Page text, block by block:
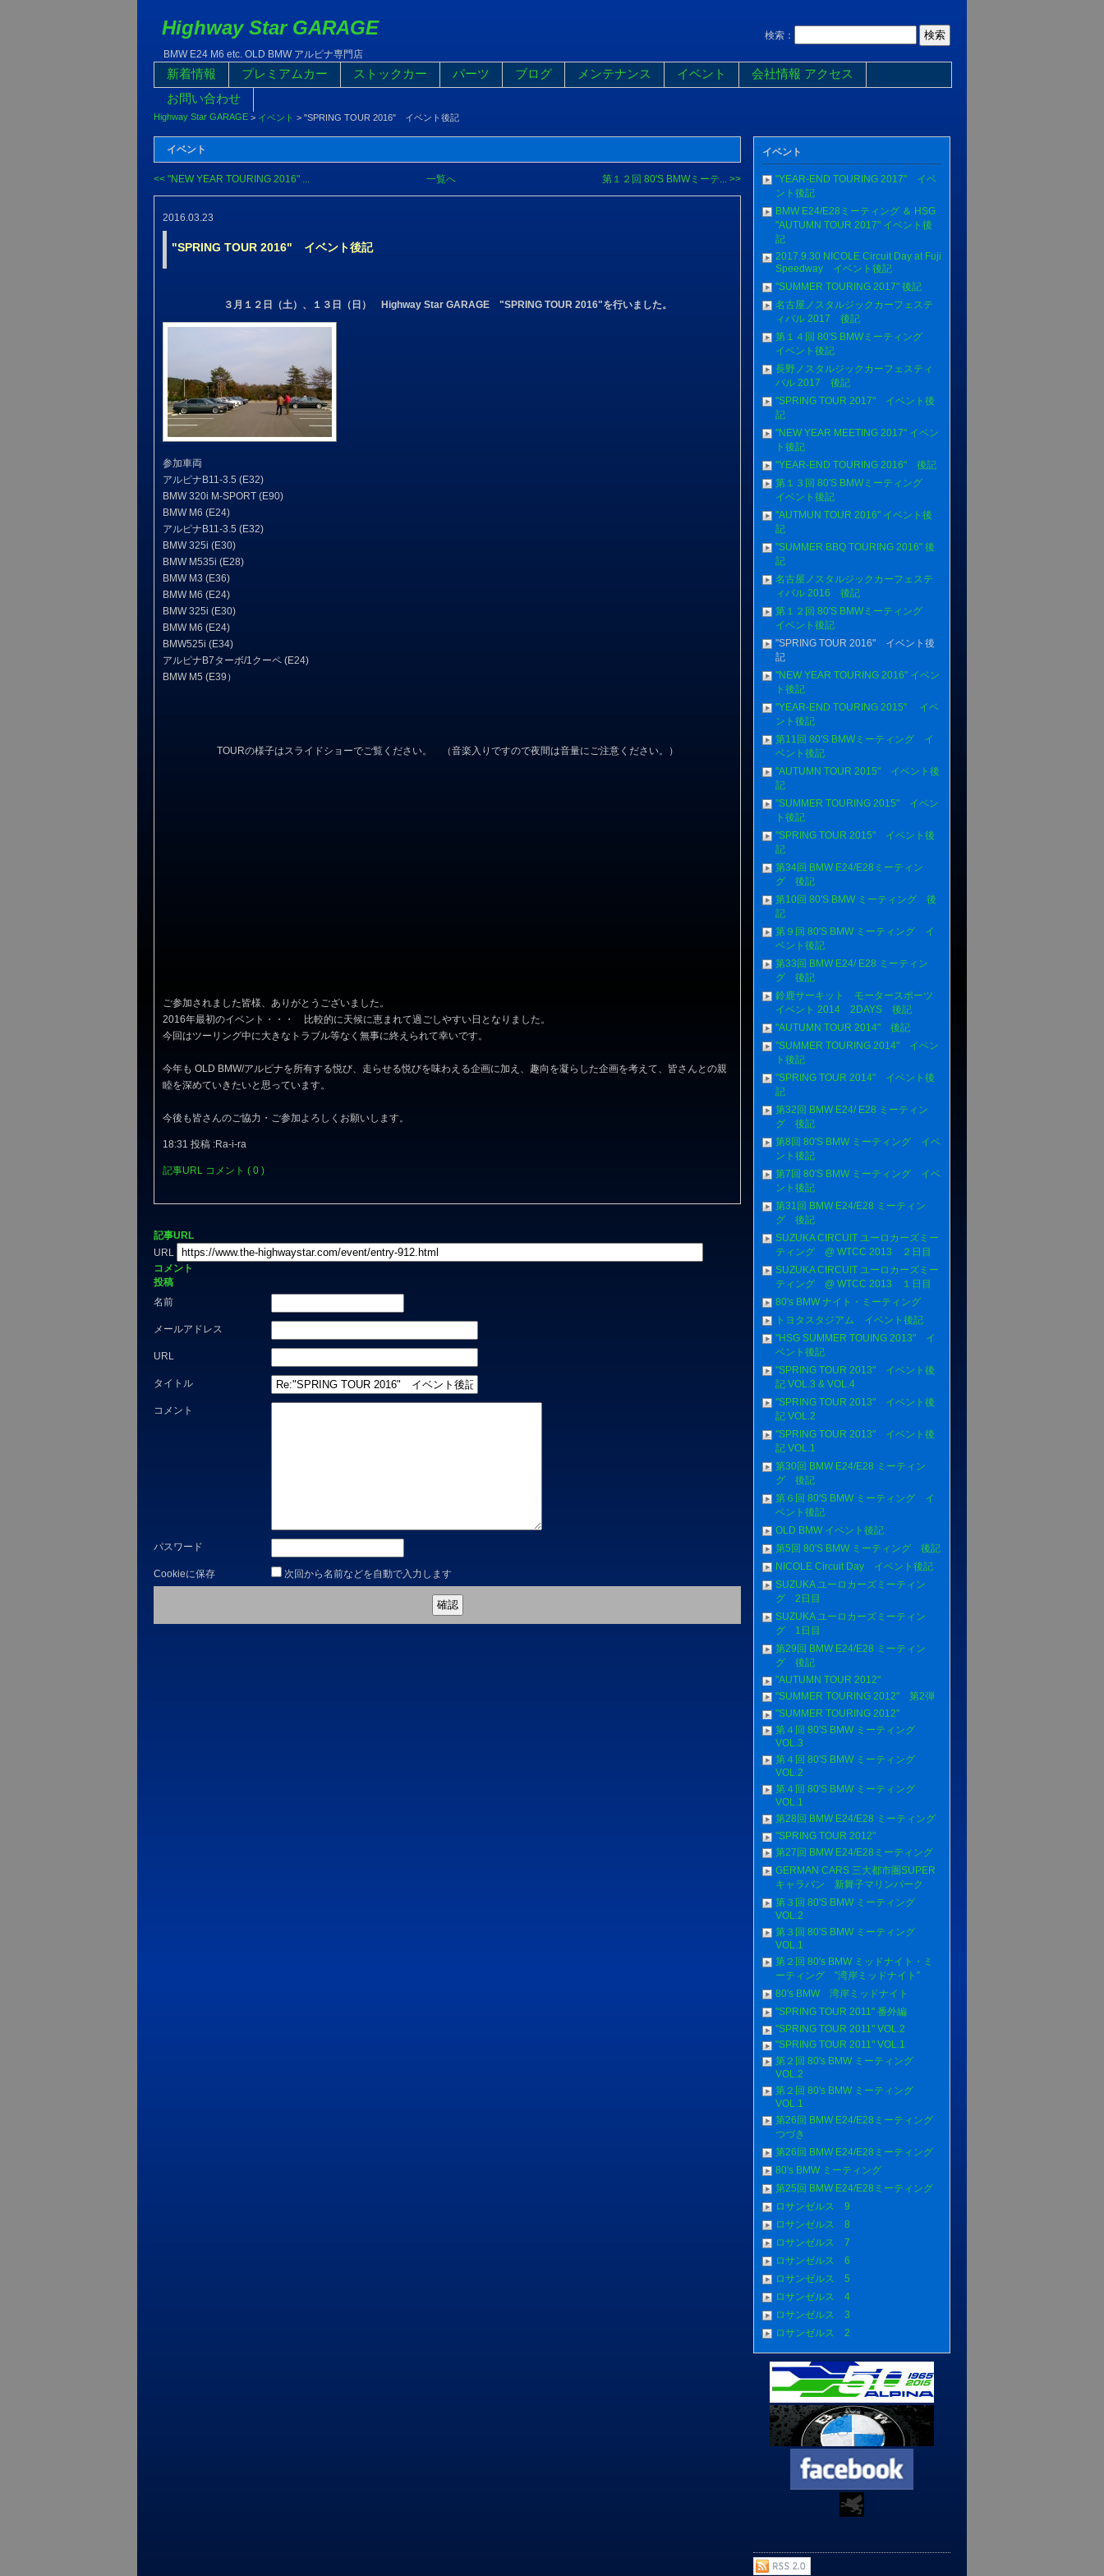
Highway Star GARAGE
BMW E24 M6 etc. OLD BMW アルピナ専門店
検索：
新着情報 プレミアムカー ストックカー パーツ ブログ メンテナンス イベント
会社情報 アクセス
お問い合わせ
Highway Star GARAGE > イベント > "SPRING TOUR 2016" イベント後記
イベント
<< "NEW YEAR TOURING 2016" ... 一覧へ 第１２回 80'S BMWミーテ... >>
2016.03.23
"SPRING TOUR 2016" イベント後記
３月１２日（土）、１３日（日） Highway Star GARAGE "SPRING TOUR 2016"を行いました。
参加車両
アルピナB11-3.5 (E32)
BMW 320i M-SPORT (E90)
BMW M6 (E24)
アルピナB11-3.5 (E32)
BMW 325i (E30)
BMW M535i (E28)
BMW M3 (E36)
BMW M6 (E24)
BMW 325i (E30)
BMW M6 (E24)
BMW525i (E34)
アルピナB7ターボ/1クーペ (E24)
BMW M5 (E39）
TOURの様子はスライドショーでご覧ください。 （音楽入りですので夜間は音量にご注意ください。）
ご参加されました皆様、ありがとうございました。
2016年最初のイベント・・・ 比較的に天候に恵まれて過ごしやすい日となりました。
今回はツーリング中に大きなトラブル等なく無事に終えられて幸いです。
今年も OLD BMW/アルピナを所有する悦び、走らせる悦びを味わえる企画に加え、趣向を凝らした企画を考えて、皆さんとの親
睦を深めていきたいと思っています。
今後も皆さんのご協力・ご参加よろしくお願いします。
18:31 投稿 :Ra-i-ra
記事URL コメント ( 0 )
記事URL
URL
コメント
投稿
名前
メールアドレス
URL
タイトル
コメント
パスワード
Cookieに保存 次回から名前などを自動で入力します
イベント
"YEAR-END TOURING 2017" イベ
ント後記
BMW E24/E28ミーティング ＆ HSG
"AUTUMN TOUR 2017" イベント後
記
2017.9.30 NICOLE Circuit Day at Fuji
Speedway イベント後記
"SUMMER TOURING 2017" 後記
名古屋ノスタルジックカーフェステ
ィバル 2017 後記
第１４回 80'S BMWミーティング
イベント後記
長野ノスタルジックカーフェスティ
バル 2017 後記
"SPRING TOUR 2017" イベント後
記
"NEW YEAR MEETING 2017" イベン
ト後記
"YEAR-END TOURING 2016" 後記
第１３回 80'S BMWミーティング
イベント後記
"AUTMUN TOUR 2016" イベント後
記
"SUMMER BBQ TOURING 2016" 後
記
名古屋ノスタルジックカーフェステ
ィバル 2016 後記
第１２回 80'S BMWミーティング
イベント後記
"SPRING TOUR 2016" イベント後
記
"NEW YEAR TOURING 2016" イベン
ト後記
"YEAR-END TOURING 2015" イベ
ント後記
第11回 80'S BMWミーティング イ
ベント後記
"AUTUMN TOUR 2015" イベント後
記
"SUMMER TOURING 2015" イベン
ト後記
"SPRING TOUR 2015" イベント後
記
第34回 BMW E24/E28ミーティン
グ 後記
第10回 80'S BMW ミーティング 後
記
第９回 80'S BMW ミーティング イ
ベント後記
第33回 BMW E24/ E28 ミーティン
グ 後記
鈴鹿サーキット モータースポーツ
イベント 2014 2DAYS 後記
"AUTUMN TOUR 2014" 後記
"SUMMER TOURING 2014" イベン
ト後記
"SPRING TOUR 2014" イベント後
記
第32回 BMW E24/ E28 ミーティン
グ 後記
第8回 80'S BMW ミーティング イベ
ント後記
第7回 80'S BMW ミーティング イベ
ント後記
第31回 BMW E24/E28 ミーティン
グ 後記
SUZUKA CIRCUIT ユーロカーズミー
ティング @ WTCC 2013 ２日目
SUZUKA CIRCUIT ユーロカーズミー
ティング @ WTCC 2013 １日目
80's BMW ナイト・ミーティング
トヨタスタジアム イベント後記
"HSG SUMMER TOUING 2013" イ
ベント後記
"SPRING TOUR 2013" イベント後
記 VOL.3 & VOL.4
"SPRING TOUR 2013" イベント後
記 VOL.2
"SPRING TOUR 2013" イベント後
記 VOL.1
第30回 BMW E24/E28 ミーティン
グ 後記
第６回 80'S BMW ミーティング イ
ベント後記
OLD BMW イベント後記
第5回 80'S BMW ミーティング 後記
NICOLE Circuit Day イベント後記
SUZUKA ユーロカーズミーティン
グ 2日目
SUZUKA ユーロカーズミーティン
グ 1日目
第29回 BMW E24/E28 ミーティン
グ 後記
"AUTUMN TOUR 2012"
"SUMMER TOURING 2012" 第2弾
"SUMMER TOURING 2012"
第４回 80'S BMW ミーティング
VOL.3
第４回 80'S BMW ミーティング
VOL.2
第４回 80'S BMW ミーティング
VOL.1
第28回 BMW E24/E28 ミーティング
"SPRING TOUR 2012"
第27回 BMW E24/E28ミーティング
GERMAN CARS 三大都市圏SUPER
キャラバン 新舞子マリンパーク
第３回 80'S BMW ミーティング
VOL.2
第３回 80'S BMW ミーティング
VOL.1
第２回 80's BMW ミッドナイト・ミ
ーティング ”湾岸ミッドナイト”
80's BMW 湾岸ミッドナイト
"SPRING TOUR 2011" 番外編
"SPRING TOUR 2011" VOL.2
"SPRING TOUR 2011" VOL.1
第２回 80's BMW ミーティング
VOL.2
第２回 80's BMW ミーティング
VOL.1
第26回 BMW E24/E28ミーティング
つづき
第26回 BMW E24/E28ミーティング
80's BMW ミーティング
第25回 BMW E24/E28ミーティング
ロサンゼルス 9
ロサンゼルス 8
ロサンゼルス 7
ロサンゼルス 6
ロサンゼルス 5
ロサンゼルス 4
ロサンゼルス 3
ロサンゼルス 2